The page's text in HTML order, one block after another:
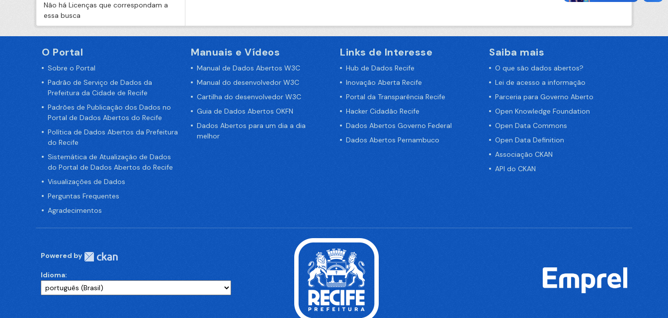
Não há Licenças que correspondam a
essa busca
O Portal
Sobre o Portal
Padrão de Serviço de Dados da
Prefeitura da Cidade de Recife
Padrões de Publicação dos Dados no
Portal de Dados Abertos do Recife
Política de Dados Abertos da Prefeitura
do Recife
Sistemática de Atualização de Dados
do Portal de Dados Abertos do Recife
Visualizações de Dados
Perguntas Frequentes
Agradecimentos
Manuais e Vídeos
Manual de Dados Abertos W3C
Manual do desenvolvedor W3C
Cartilha do desenvolvedor W3C
Guia de Dados Abertos OKFN
Dados Abertos para um dia a dia
melhor
Links de Interesse
Hub de Dados Recife
Inovação Aberta Recife
Portal da Transparência Recife
Hacker Cidadão Recife
Dados Abertos Governo Federal
Dados Abertos Pernambuco
Saiba mais
O que são dados abertos?
Lei de acesso a informação
Parceria para Governo Aberto
Open Knowledge Foundation
Open Data Commons
Open Data Definition
Associação CKAN
API do CKAN
Powered by
Idioma